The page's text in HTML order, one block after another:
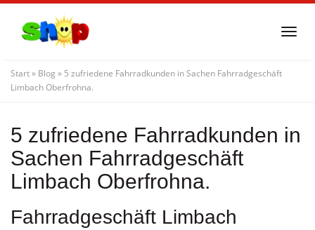
content
Start» Blog » 5 zufriedene Fahrradkunden in Sachen Fahrradgeschäft
Limbach Oberfrohna.
5 zufriedene Fahrradkunden in
Sachen Fahrradgeschäft
Limbach Oberfrohna.
Fahrradgeschäft Limbach